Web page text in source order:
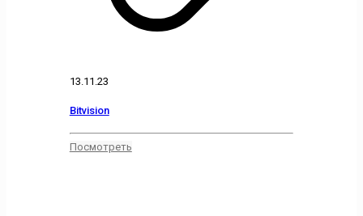
13.11.23
Bitvision
Посмотреть